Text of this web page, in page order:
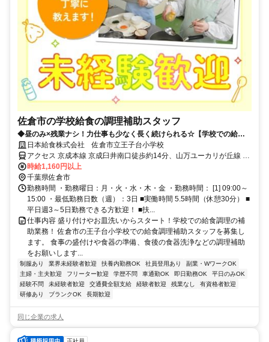
佐倉市の学校給食の調理補助スタッフ
◆昼のみ×残業ナシ！力仕事も少なく長く続けられる☆【学校での給食
調理補助】
日本給食株式会社 佐倉市立王子台小学校
アクセス 京成本線 京成臼井南口徒歩約14分、山万ユーカリが丘線 ユ
ーカリが丘北口(山万)徒歩約27分、京成本線 ユーカリが丘北口(山万)
徒歩約27分 京成臼井駅車5分，京成本線/ユーカリが丘駅車8分
時給1,160円以上
千葉県佐倉市
勤務時間 ・勤務曜日：月・火・水・木・金 ・勤務時間： [1] 09:00～
15:00 ・最低勤務日数（週）：3日 ■実働時間 5.5時間（休憩30分） ■
平日週3～5日勤務できる方歓迎！ ■扶...
仕事内容 盛り付けやお皿洗いからスタート！学校での給食調理の補
助業務！ 佐倉市の王子台小学校での給食調理補助スタッフを募集し
ます。 食事の盛付けや食器の準備、食後の食器洗浄などの調理補助
をお願いします...
制服あり 業界未経験者歓迎 扶養内勤務OK 社員登用あり
副業・WワークOK
主婦・主夫歓迎
フリーター歓迎 学歴不問 車通勤OK 即日勤務OK
平日のみOK
経験不問
未経験者歓迎 交通費全額支給 経験者歓迎 残業なし
有資格者歓迎
研修あり
ブランクOK 長期歓迎
同じ企業の求人